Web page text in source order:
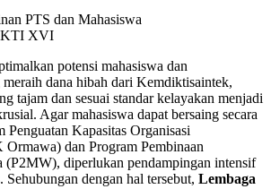
PTS dan Mahasiswa
XVI
potensi mahasiswa dan
meraih dana hibah dari Kemdiktisaintek,
tajam dan sesuai standar kelayakan menjadi
Agar mahasiswa dapat bersaing secara
Penguatan Kapasitas Organisasi
Ormawa) dan Program Pembinaan
(P2MW), diperlukan pendampingan intensif
Sehubungan dengan hal tersebut, Lembaga